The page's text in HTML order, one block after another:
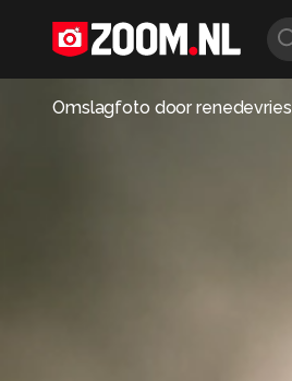
Omslagfoto doorrenedevries